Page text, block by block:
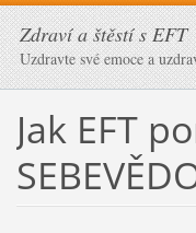
Zdraví a štěstí s EFT
Uzdravte své emoce a
Jak EFT